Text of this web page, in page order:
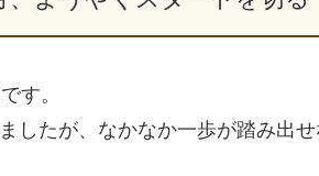
す。
したが、なかなか一歩が踏み出せ